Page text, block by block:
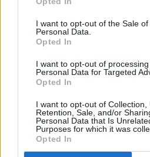
I want to opt-out of the Sale of
Personal Data.
Opted In
I want to opt-out of
Personal Data for Targeted
Opted In
I want to opt-out of Collection,
Retention, Sale, and/or
Personal Data that Is
Purposes for which it was
Opted In
Entä muut kuukaudet?
Canassa on satanut...
Tammikuussa Helmikuussa
Heinäkuussa Elokuussa
Lokakuussa